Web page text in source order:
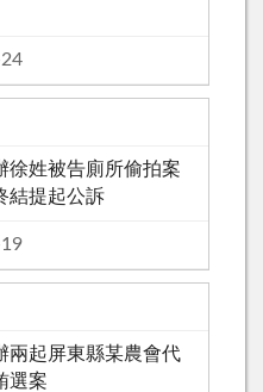
徐姓被告廁所偷拍案
結提起公訴
兩起屏東縣某農會代
選案